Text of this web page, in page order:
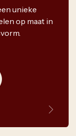
unieke
op maat in